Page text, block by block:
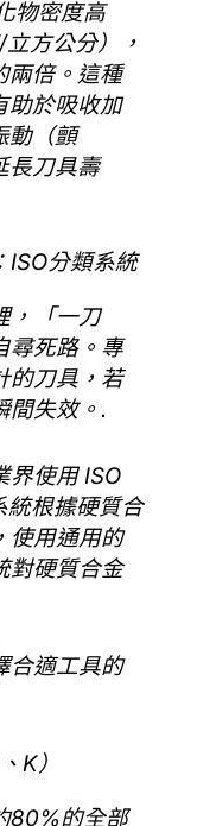
物密度高
立方公分），
兩倍。這種
助於吸收加
動（顫
長刀具壽
ISO分類系統
，「一刀
尋死路。專
的刀具，若
間失效。.
界使用 ISO
統根據硬質合
使用通用的
對硬質合金
合適工具的
K）
80%的全部